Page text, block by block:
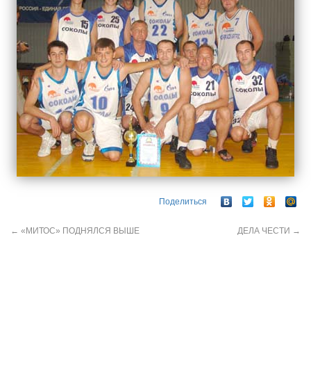
Поделиться
← «МИТОС» ПОДНЯЛСЯ ВЫШЕ ДЕЛА ЧЕСТИ →